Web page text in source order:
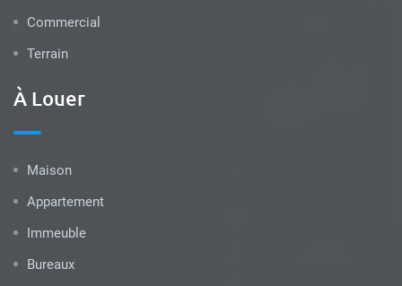
Commercial
Terrain
À Louer
Maison
Appartement
Immeuble
Bureaux